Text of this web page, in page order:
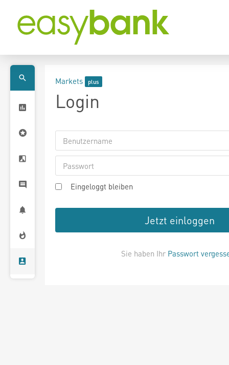
Markets
Login
Eingeloggt bleiben
Jetzt einloggen
Sie haben Ihr Passwort